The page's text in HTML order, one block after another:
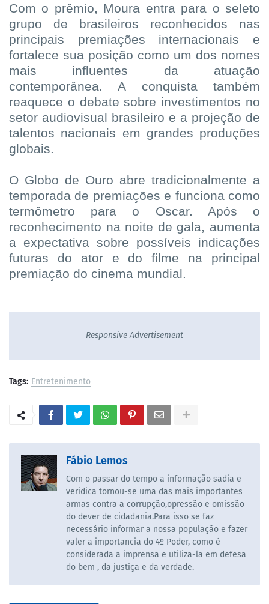
Com o prêmio, Moura entra para o seleto
grupo de brasileiros reconhecidos nas
principais premiações internacionais e
fortalece sua posição como um dos nomes
mais influentes da atuação
contemporânea. A conquista também
reaquece o debate sobre investimentos no
setor audiovisual brasileiro e a projeção de
talentos nacionais em grandes produções
globais.
O Globo de Ouro abre tradicionalmente a
temporada de premiações e funciona como
termômetro para o Oscar. Após o
reconhecimento na noite de gala, aumenta
a expectativa sobre possíveis indicações
futuras do ator e do filme na principal
premiação do cinema mundial.
Responsive Advertisement
Tags: Entretenimento
Fábio Lemos
Com o passar do tempo a informação sadia e
veridica tornou-se uma das mais importantes
armas contra a corrupção,opressão e omissão
do dever de cidadania.Para isso se faz
necessário informar a nossa população e fazer
valer a importancia do 4º Poder, como é
considerada a imprensa e utiliza-la em defesa
do bem , da justiça e da verdade.